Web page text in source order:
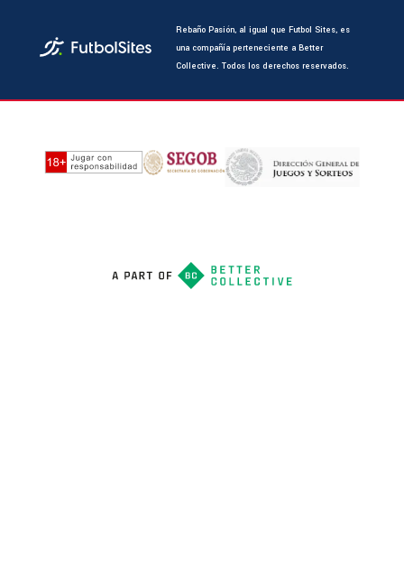
Rebaño Pasión, al igual que Futbol Sites, es
una compañía perteneciente a Better
Collective. Todos los derechos reservados.